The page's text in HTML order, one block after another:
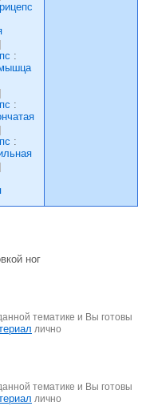
:
:
:
ног
тематике и Вы готовы
лично
тематике и Вы готовы
лично